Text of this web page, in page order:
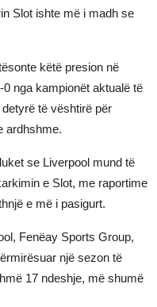
Slot ishte më i madh se
këtë presion në
nga kampionët aktualë të
të vështirë për
ardhshme.
se Liverpool mund të
e Slot, me raportime
e më i pasigurt.
Fenëay Sports Group,
një sezon të
17 ndeshje, më shumë